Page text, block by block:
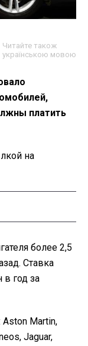
Читайте також
українською мовою
платить
на
более 2,5
Ставка
в год за
Martin,
Jaguar,